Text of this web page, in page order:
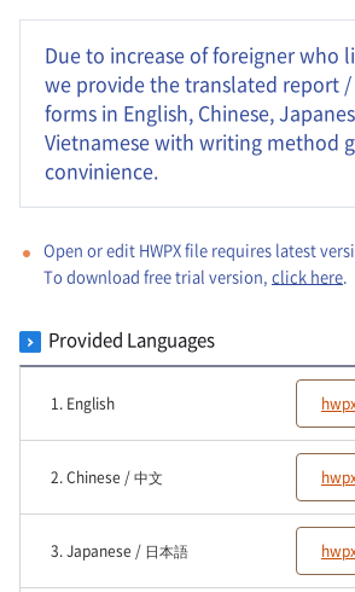
Due to increase of foreigner who
we provide the translated report
forms in English, Chinese,
Vietnamese with writing method
convinience.
Open or edit HWPX file requires latest
To download free trial version, click here.
Provided Languages
1. English
2. Chinese / 中文
3. Japanese / 日本語